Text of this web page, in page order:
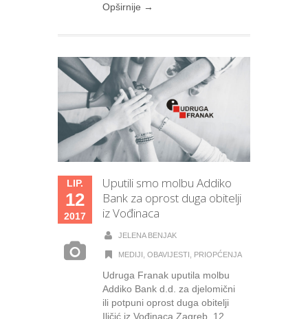
Opširnije →
LIP.
12
2017
Uputili smo molbu Addiko
Bank za oprost duga obitelji
iz Vođinaca
JELENA BENJAK
MEDIJI , OBAVIJESTI , PRIOPĆENJA
Udruga Franak uputila molbu
Addiko Bank d.d. za djelomični
ili potpuni oprost duga obitelji
Iličić iz Vođinaca Zagreb, 12.